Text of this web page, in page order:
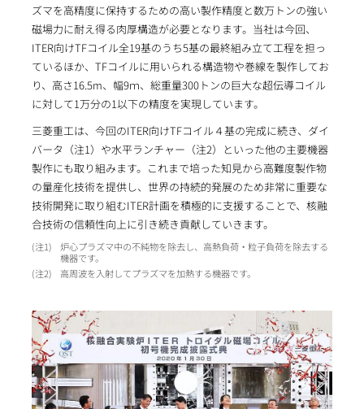
ズマを高精度に保持するための高い製作精度と数万トンの強い
磁場力に耐え得る肉厚構造が必要となります。当社は今回、
ITER向けTFコイル全19基のうち5基の最終組み立て工程を担っ
ているほか、TFコイルに用いられる構造物や巻線を製作してお
り、高さ16.5m、幅9ｍ、総重量300トンの巨大な超伝導コイル
に対して1万分の1以下の精度を実現しています。
三菱重工は、今回のITER向けTFコイル４基の完成に続き、ダイ
バータ（注1）や水平ランチャー（注2）といった他の主要機器
製作にも取り組みます。これまで培った知見から高難度製作物
の量産化技術を提供し、世界の持続的発展のため非常に重要な
技術開発に取り組むITER計画を積極的に支援することで、核融
合技術の信頼性向上に引き続き貢献していきます。
1
炉心プラズマ中の不純物を除去し、高熱負荷・粒子負荷を除去する
機器です。
2
高周波を入射してプラズマを加熱する機器です。